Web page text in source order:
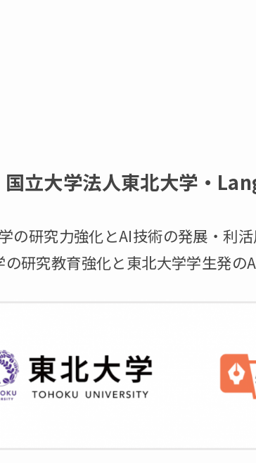
国立大学法人東北大学・
の研究力強化とAI技術の発展・利
の研究教育強化と東北大学学生発の